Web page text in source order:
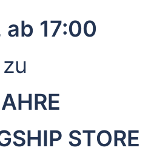
ab 17:00
zu
STORE